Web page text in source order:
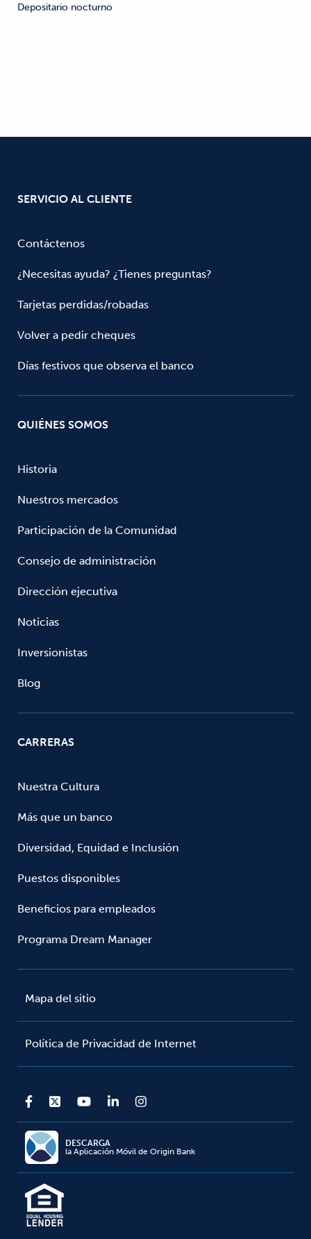
Depositario nocturno
SERVICIO AL CLIENTE
Contáctenos
¿Necesitas ayuda? ¿Tienes preguntas?
Tarjetas perdidas/robadas
Volver a pedir cheques
Días festivos que observa el banco
QUIÉNES SOMOS
Historia
Nuestros mercados
Participación de la Comunidad
Consejo de administración
Dirección ejecutiva
Noticias
Inversionistas
Blog
CARRERAS
Nuestra Cultura
Más que un banco
Diversidad, Equidad e Inclusión
Puestos disponibles
Beneficios para empleados
Programa Dream Manager
Mapa del sitio
Política de Privacidad de Internet
DESCARGA
la Aplicación Móvil de Origin Bank